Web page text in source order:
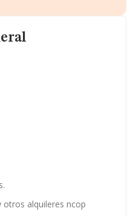
otros alquileres ncop
complementaria.